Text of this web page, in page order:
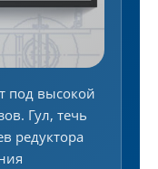
под высокой
Гул, течь
редуктора